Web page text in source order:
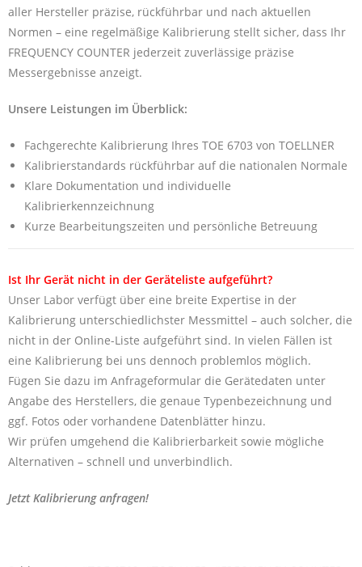
aller Hersteller präzise, rückführbar und nach aktuellen
Normen – eine regelmäßige Kalibrierung stellt sicher, dass Ihr
FREQUENCY COUNTER jederzeit zuverlässige präzise
Messergebnisse anzeigt.
Unsere Leistungen im Überblick:
Fachgerechte Kalibrierung Ihres TOE 6703 von TOELLNER
Kalibrierstandards rückführbar auf die nationalen Normale
Klare Dokumentation und individuelle
Kalibrierkennzeichnung
Kurze Bearbeitungszeiten und persönliche Betreuung
Ist Ihr Gerät nicht in der Geräteliste aufgeführt?
Unser Labor verfügt über eine breite Expertise in der
Kalibrierung unterschiedlichster Messmittel – auch solcher, die
nicht in der Online-Liste aufgeführt sind. In vielen Fällen ist
eine Kalibrierung bei uns dennoch problemlos möglich.
Fügen Sie dazu im Anfrageformular die Gerätedaten unter
Angabe des Herstellers, die genaue Typenbezeichnung und
ggf. Fotos oder vorhandene Datenblätter hinzu.
Wir prüfen umgehend die Kalibrierbarkeit sowie mögliche
Alternativen – schnell und unverbindlich.
Jetzt Kalibrierung anfragen!